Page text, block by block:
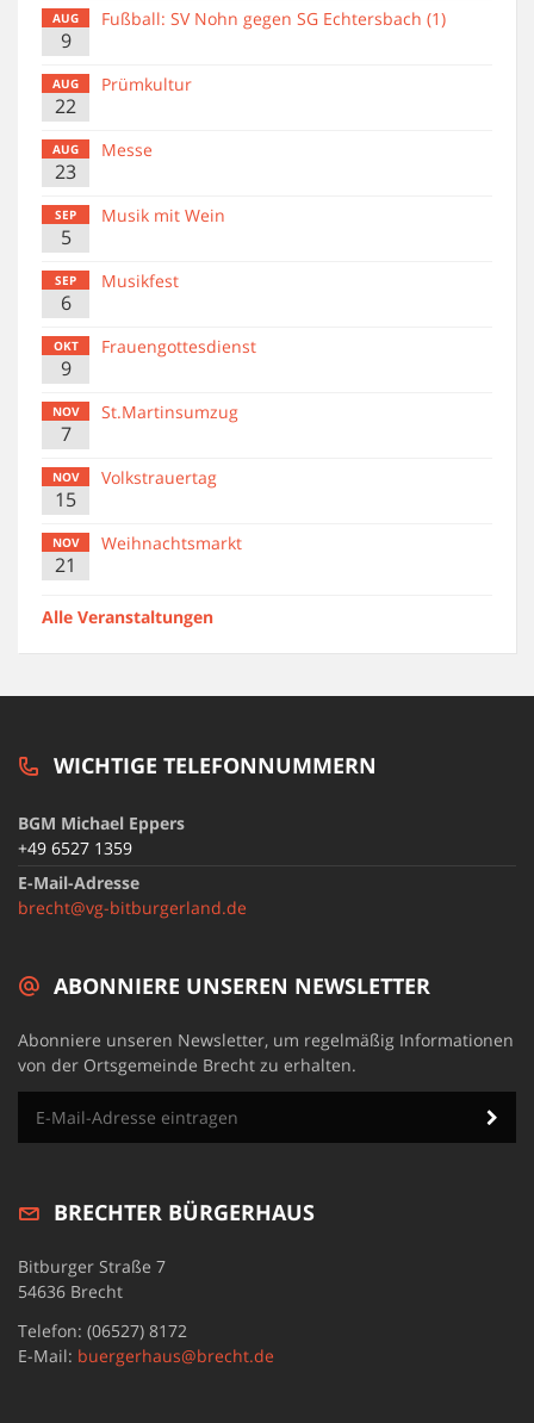
AUG
9
Fußball: SV Nohn gegen SG Echtersbach (1)
AUG
22
Prümkultur
AUG
23
Messe
SEP
5
Musik mit Wein
SEP
6
Musikfest
OKT
9
Frauengottesdienst
NOV
7
St.Martinsumzug
NOV
15
Volkstrauertag
NOV
21
Weihnachtsmarkt
Alle Veranstaltungen
WICHTIGE TELEFONNUMMERN
BGM Michael Eppers
+49 6527 1359
E-Mail-Adresse
brecht@vg-bitburgerland.de
ABONNIERE UNSEREN NEWSLETTER
Abonniere unseren Newsletter, um regelmäßig Informationen
von der Ortsgemeinde Brecht zu erhalten.
BRECHTER BÜRGERHAUS
Bitburger Straße 7
54636 Brecht
Telefon: (06527) 8172
E-Mail: buergerhaus@brecht.de